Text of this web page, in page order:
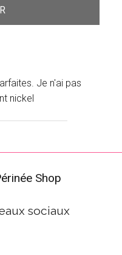
Je n'ai pas
nickel
Shop
sociaux